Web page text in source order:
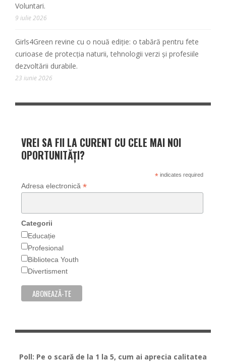
Voluntari.
9 iulie 2026
Girls4Green revine cu o nouă ediție: o tabără pentru fete
curioase de protecția naturii, tehnologii verzi și profesiile
dezvoltării durabile.
23 iunie 2026
VREI SA FII LA CURENT CU CELE MAI NOI
OPORTUNITĂȚI?
*indicates required
Adresa electronică *
Categorii
Educație
Profesional
Biblioteca Youth
Divertisment
Poll: Pe o scară de la 1 la 5, cum ai aprecia calitatea